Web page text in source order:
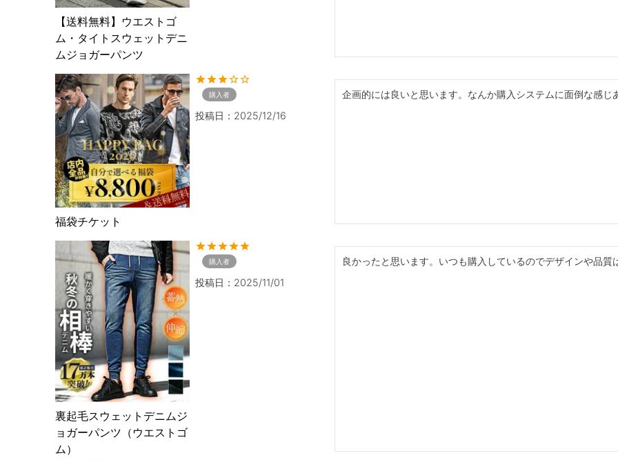
【送料無料】ウエストゴ
ム・タイトスウェットデニ
ムジョガーパンツ
福袋チケット
購入者
投稿日 2025/12/16
企画的には良いと思います。なんか購入システムに面倒な感
裏起毛スウェットデニムジ
ョガーパンツ（ウエストゴ
ム）
購入者
投稿日 2025/11/01
良かったと思います。いつも購入しているのでデザインや品質